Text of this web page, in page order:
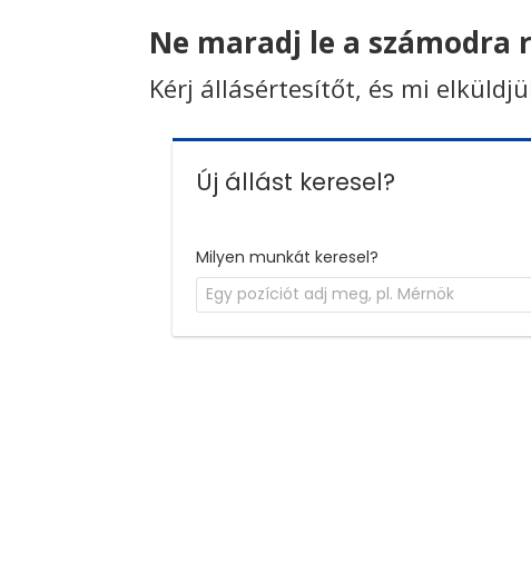
Ne maradj le a számodra
Kérj állásértesítőt, és mi